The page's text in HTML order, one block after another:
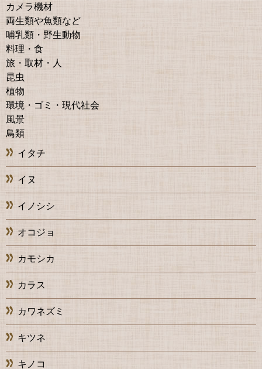
カメラ機材
両生類や魚類など
哺乳類・野生動物
料理・食
旅・取材・人
昆虫
植物
環境・ゴミ・現代社会
風景
鳥類
イタチ
イヌ
イノシシ
オコジョ
カモシカ
カラス
カワネズミ
キツネ
キノコ